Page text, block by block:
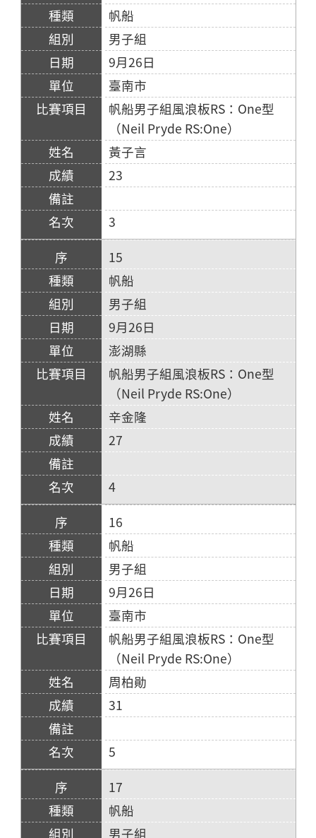
帆船
男子組
9月26日
臺南市
帆船男子組風浪板RS：One型
（Neil Pryde RS:One）
黃子言
23
3
15
帆船
男子組
9月26日
澎湖縣
帆船男子組風浪板RS：One型
（Neil Pryde RS:One）
辛金隆
27
4
16
帆船
男子組
9月26日
臺南市
帆船男子組風浪板RS：One型
（Neil Pryde RS:One）
周柏勛
31
5
17
帆船
男子組